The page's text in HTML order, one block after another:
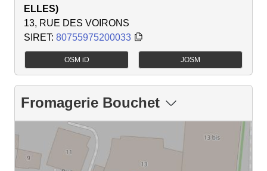
ELLES)
13, RUE DES VOIRONS
SIRET: 80755975200033
OSM iD JOSM
Fromagerie Bouchet